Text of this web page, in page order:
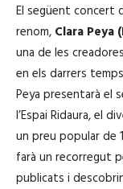
El següent concert
renom, Clara Peya
una de les
en els darrers
Peya presentarà el
l’Espai Ridaura, el
un preu popular de
farà un recorregut
publicats i